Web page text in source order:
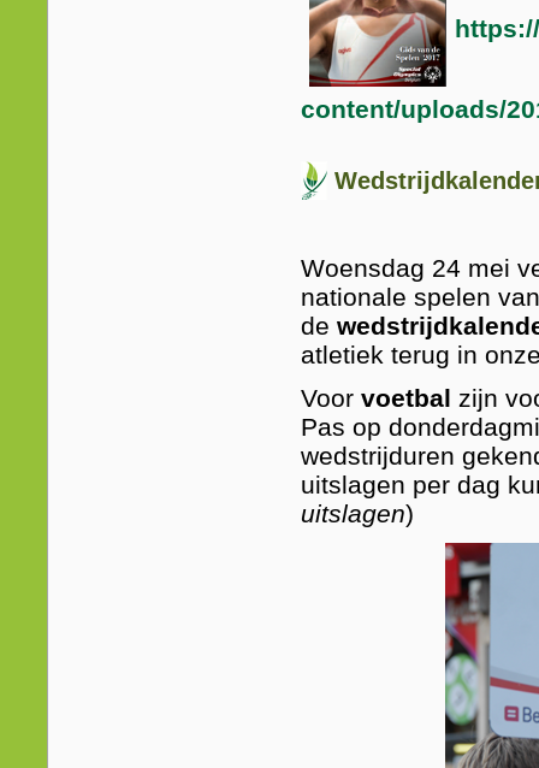
content/uploads/
Woensdag 24 mei
nationale spelen
de
atletiek terug in
Voor voetbal zijn
Pas op
wedstrijduren
uitslagen per dag
uitslagen)